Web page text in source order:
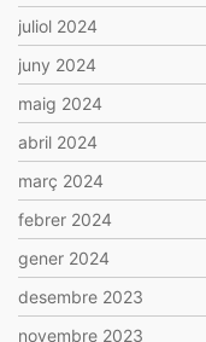
juliol 2024
juny 2024
maig 2024
abril 2024
març 2024
febrer 2024
gener 2024
desembre 2023
novembre 2023